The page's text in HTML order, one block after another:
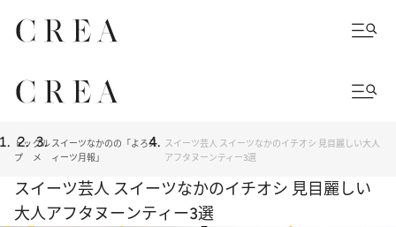
トッ
プ
グル
メ
スイーツなかのの「よろス
ィーツ月報」
スイーツ芸人 スイーツなかのイチオシ 見目麗しい大人
アフタヌーンティー3選
スイーツ芸人 スイーツなかのイチオシ 見目麗しい
大人アフタヌーンティー3選